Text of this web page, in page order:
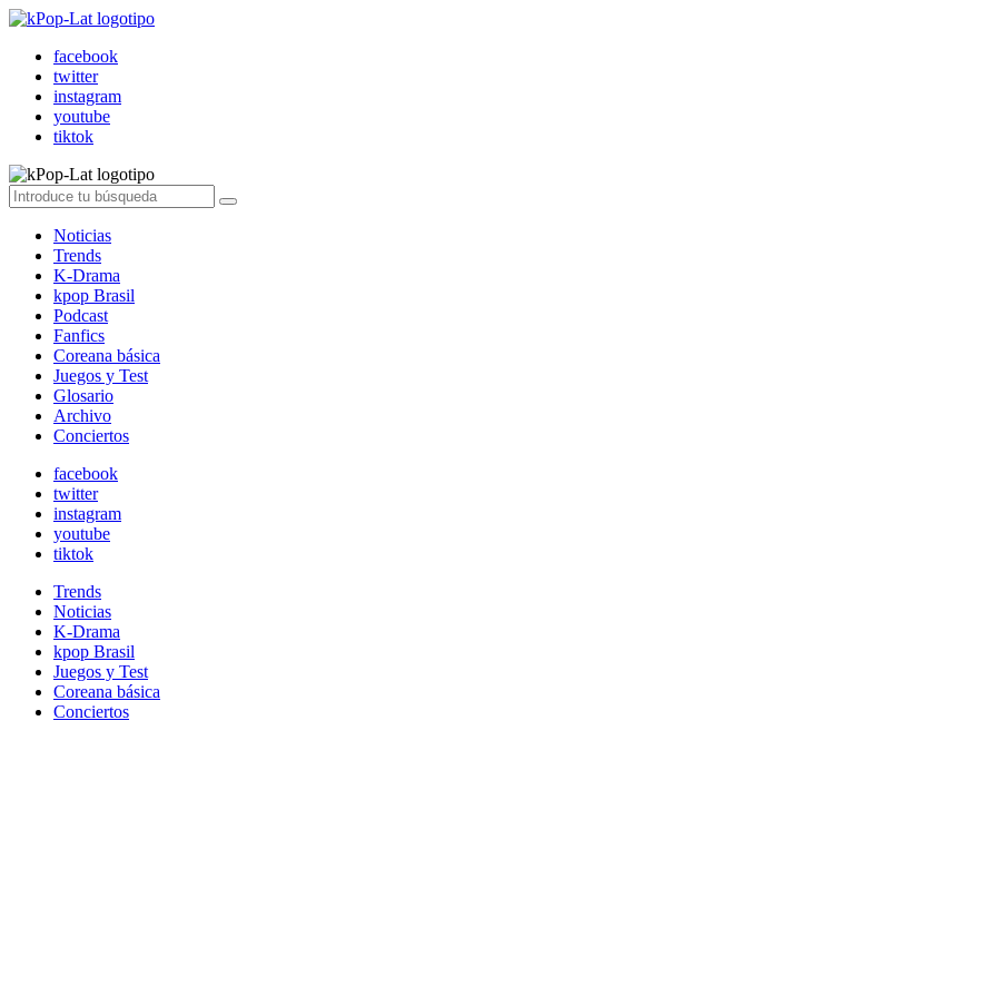
facebook
twitter
instagram
youtube
tiktok
Noticias
Trends
K-Drama
kpop Brasil
Podcast
Fanfics
Coreana básica
Juegos y Test
Glosario
Archivo
Conciertos
facebook
twitter
instagram
youtube
tiktok
Trends
Noticias
K-Drama
kpop Brasil
Juegos y Test
Coreana básica
Conciertos